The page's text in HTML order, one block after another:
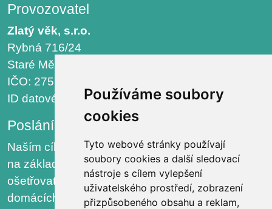
Používáme soubory
cookies
Tyto webové stránky používají
soubory cookies a další sledovací
nástroje s cílem vylepšení
uživatelského prostředí, zobrazení
přizpůsobeného obsahu a reklam,
Provozovatel
Zlatý věk, s.r.o.
Rybná 716/24
Staré Město, 110 00 Praha
IČO: 275 81 527
ID datové schránky: i2uc8bt
Poslání organizace
Naším cílem je poskytovat kvalitní sociální služby
na základě individuálního plánování, poskytování
ošetřovatelské péče s možností pokračování v
domácích činnostech a zvyklostech, chránit a